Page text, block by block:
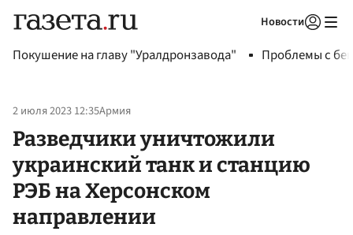
Новости
Покушение на главу "Уралдронзавода" Проблемы с
2 июля 2023 12:35Армия
Разведчики уничтожили
украинский танк и станцию
РЭБ на Херсонском
направлении